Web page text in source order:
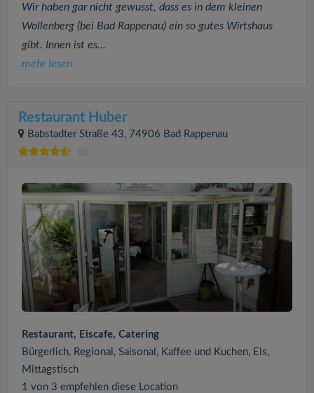
Wir haben gar nicht gewusst, dass es in dem kleinen
Wollenberg (bei Bad Rappenau) ein so gutes Wirtshaus
gibt. Innen ist es...
mehr lesen
Restaurant Huber
Babstadter Straße 43, 74906 Bad Rappenau
(3)
Restaurant, Eiscafe, Catering
Bürgerlich, Regional, Saisonal, Kaffee und Kuchen, Eis,
Mittagstisch
1 von 3 empfehlen diese Location